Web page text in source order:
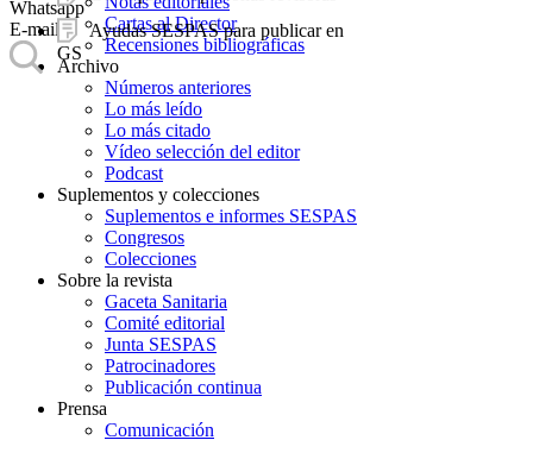
Ayudas SESPAS para publicar en
GS
Whatsapp
E-mail
Cartas al Director
Recensiones bibliográficas
Archivo
Números anteriores
Lo más leído
Lo más citado
Vídeo selección del editor
Podcast
Suplementos y colecciones
Suplementos e informes SESPAS
Congresos
Colecciones
Sobre la revista
Gaceta Sanitaria
Comité editorial
Junta SESPAS
Patrocinadores
Publicación continua
Prensa
Comunicación